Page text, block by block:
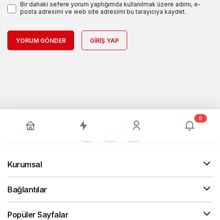
Bir dahaki sefere yorum yaptığımda kullanılmak üzere adımı, e-
posta adresimi ve web site adresimi bu tarayıcıya kaydet.
YORUM GÖNDER GIRIŞ YAP
0
Kurumsal
Bağlantılar
Popüler Sayfalar